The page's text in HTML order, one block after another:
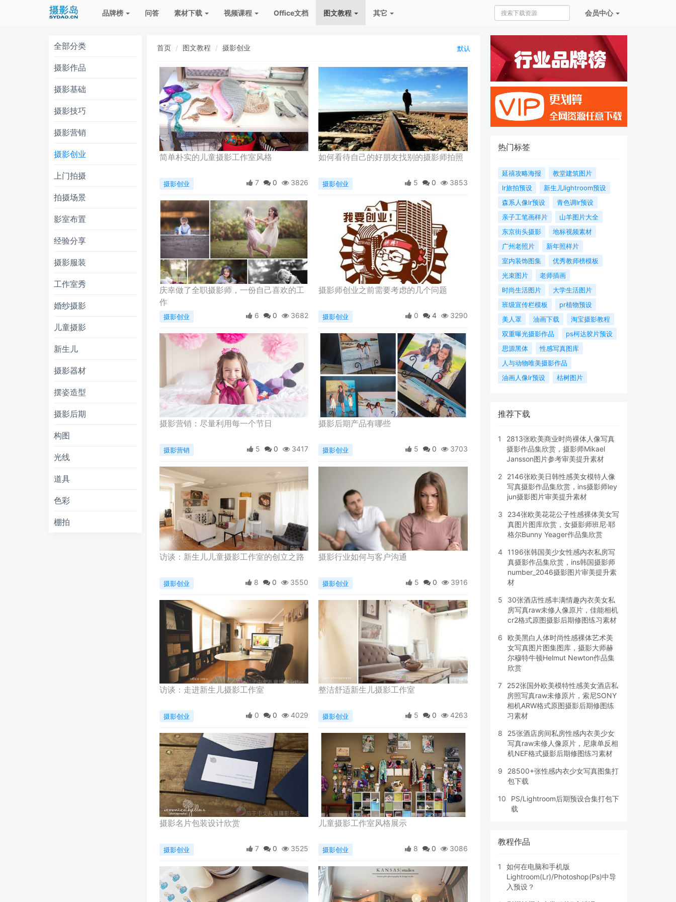
品牌榜 问答 素材下载 视频课程 Office文档 图文教程 其它 会员中心
全部分类
摄影作品
摄影基础
摄影技巧
摄影营销
摄影创业
上门拍摄
拍摄场景
影室布置
经验分享
摄影服装
工作室秀
婚纱摄影
儿童摄影
新生儿
摄影器材
摆姿造型
摄影后期
构图
光线
道具
色彩
棚拍
首页 图文教程 摄影创业 默认
简单朴实的儿童摄影工作室风格
摄影创业 7 0 3826
如何看待自己的好朋友找别的摄影师拍照
摄影创业 5 0 3853
庆幸做了全职摄影师，一份自己喜欢的工
作
摄影创业 6 0 3682
摄影师创业之前需要考虑的几个问题
摄影创业 0 4 3290
摄影营销：尽量利用每一个节日
摄影营销 5 0 3417
摄影后期产品有哪些
摄影创业 5 0 3703
访谈：新生儿儿童摄影工作室的创立之路
摄影创业 8 0 3550
摄影行业如何与客户沟通
摄影创业 5 0 3916
访谈：走进新生儿摄影工作室
摄影创业 0 0 4029
整洁舒适新生儿摄影工作室
摄影创业 5 0 4263
摄影名片包装设计欣赏
摄影创业 7 0 3525
儿童摄影工作室风格展示
摄影创业 8 0 3086
热门标签
延禧攻略海报
教堂建筑图片
lr旅拍预设
新生儿lightroom预设
森系人像lr预设
青色调lr预设
亲子工笔画样片
山羊图片大全
东京街头摄影
地标视频素材
广州老照片
新年照样片
室内装饰图集
优秀教师榜模板
光束图片
老师插画
时尚生活图片
大学生活图片
班级宣传栏模板
pr植物预设
美人罩
油画下载
淘宝摄影教程
双重曝光摄影作品
ps柯达胶片预设
思源黑体
性感写真图库
人与动物唯美摄影作品
油画人像lr预设
枯树图片
推荐下载
1
2813张欧美商业时尚裸体人像写真
摄影作品集欣赏，摄影师Mikael
Jansson图片参考审美提升素材
2
2146张欧美日韩性感美女模特人像
写真摄影作品集欣赏，ins摄影师ley
jun摄影图片审美提升素材
3
234张欧美花花公子性感裸体美女写
真图片图库欣赏，女摄影师班尼·耶
格尔Bunny Yeager作品集欣赏
4
1196张韩国美少女性感内衣私房写
真摄影作品集欣赏，ins韩国摄影师
number_2046摄影图片审美提升素
材
5
30张酒店性感丰满情趣内衣美女私
房写真raw未修人像原片，佳能相机
cr2格式原图摄影后期修图练习素材
6
欧美黑白人体时尚性感裸体艺术美
女写真图片图集图库，摄影大师赫
尔穆特牛顿Helmut Newton作品集
欣赏
7
252张国外欧美模特性感美女酒店私
房照写真raw未修原片，索尼SONY
相机ARW格式原图摄影后期修图练
习素材
8
25张酒店房间私房性感内衣美少女
写真raw未修人像原片，尼康单反相
机NEF格式摄影后期修图练习素材
9
28500+张性感内衣少女写真图集打
包下载
10
PS/Lightroom后期预设合集打包下
载
教程作品
1
如何在电脑和手机版
Lightroom(Lr)/Photoshop(Ps)中导
入预设？